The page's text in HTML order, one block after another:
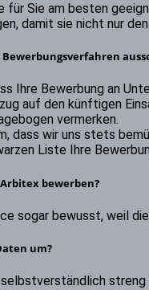
für Sie am besten
damit sie nicht nur
Ihre Bewerbung an
auf den künftigen
vermerken.
dass wir uns stets
Liste Ihre
bewerben?
sogar bewusst, weil
um?